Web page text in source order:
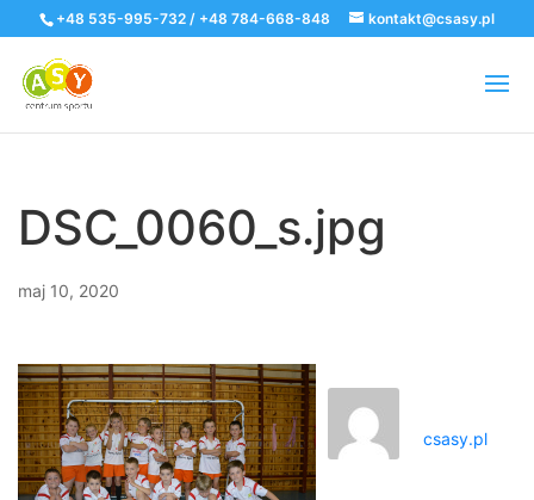
+48 535-995-732 / +48 784-668-848 kontakt@csasy.pl
DSC_0060_s.jpg
maj 10, 2020
csasy.pl